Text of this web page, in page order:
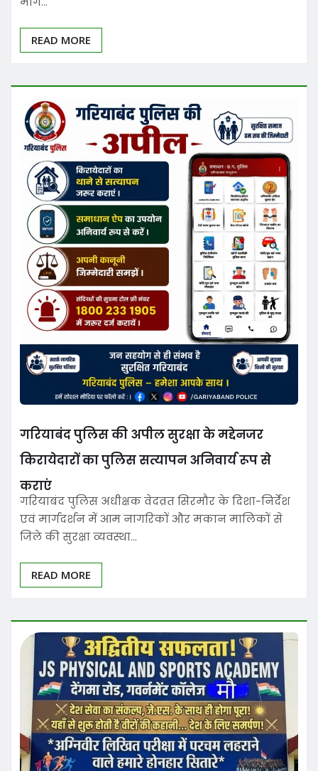
READ MORE
गरियाबंद पुलिस की अपील सुरक्षा के मद्देनजर
किरायेदारों का पुलिस सत्यापन अनिवार्य रूप से
कराएं
गरियाबंद पुलिस अधीक्षक वेदव्रत सिरमौर के दिशा-निर्देश
एवं मार्गदर्शन में आम नागरिकों और मकान मालिकों से
जिले की सुरक्षा व्यवस्था…
READ MORE